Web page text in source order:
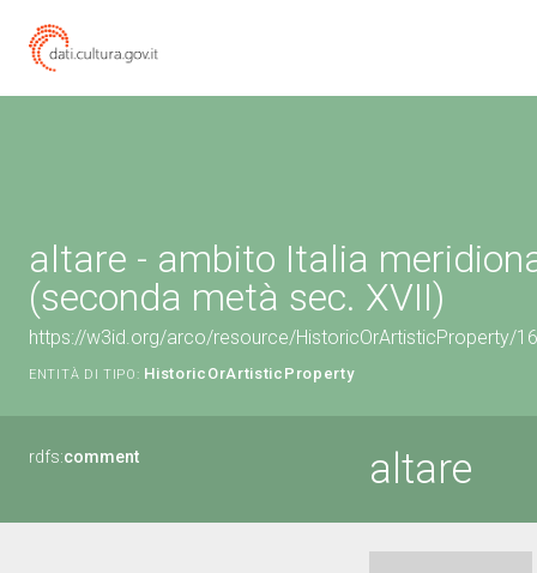
altare - ambito Italia
(seconda metà sec. XVII)
https://w3id.org/arco/resource/HistoricOrArtisticProperty/
ENTITÀ DI TIPO: HistoricOrArtisticProperty
rdfs:comment altare